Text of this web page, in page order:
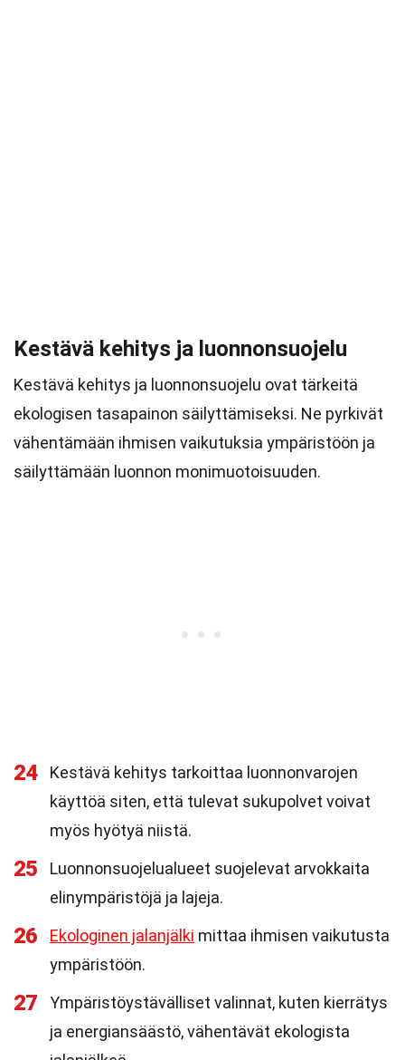
Kestävä kehitys ja luonnonsuojelu
Kestävä kehitys ja luonnonsuojelu ovat tärkeitä
ekologisen tasapainon säilyttämiseksi. Ne pyrkivät
vähentämään ihmisen vaikutuksia ympäristöön ja
säilyttämään luonnon monimuotoisuuden.
24
Kestävä kehitys tarkoittaa luonnonvarojen
käyttöä siten, että tulevat sukupolvet voivat
myös hyötyä niistä.
25
Luonnonsuojelualueet suojelevat arvokkaita
elinympäristöjä ja lajeja.
26 Ekologinen jalanjälki mittaa ihmisen vaikutusta
ympäristöön.
27
Ympäristöystävälliset valinnat, kuten kierrätys
ja energiansäästö, vähentävät ekologista